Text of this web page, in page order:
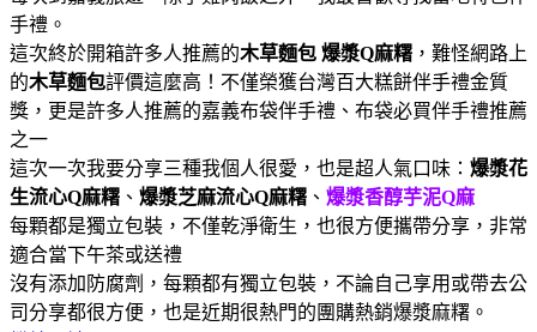
手禮。
這次終於開箱許多人推薦的木草麵包 爆漿Q麻糬 ，難怪網路上
的木草麵包評價這麼高！不僅榮獲台灣百大糕餅伴手禮金質
獎，更是許多人推薦的嘉義布袋伴手禮、布袋必買伴手禮推薦
之一
這次一次我要分享三種我個人很愛，也是超人氣口味： 爆漿花
生流心Q麻糬 、 爆漿芝麻流心Q麻糬 、 爆漿香醇芋泥Q麻
每顆都是獨立包裝，不僅乾淨衛生，也很方便攜帶分享，非常
適合當下午茶或送禮
沒有添加防腐劑，每顆都有獨立包裝，不論自己享用或帶去公
司分享都很方便，也是近期很熱門的團購熱銷爆漿麻糬。